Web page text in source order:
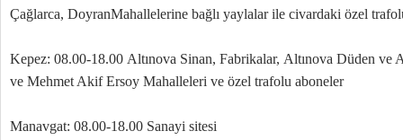
Çağlarca, DoyranMahallelerine bağlı yaylalar ile civardaki özel
Kepez: 08.00-18.00 Altınova Sinan, Fabrikalar, Altınova Düden ve
ve Mehmet Akif Ersoy Mahalleleri ve özel trafolu aboneler
Manavgat: 08.00-18.00 Sanayi sitesi